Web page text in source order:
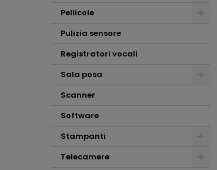
Pellicole
Pulizia sensore
Registratori vocali
Sala posa
Scanner
Software
Stampanti
Telecamere
nuova fotocamera
difetti) . Mi ritengo
soddisfatto e
consulenza che mi
Affabilità e
che altro !!!